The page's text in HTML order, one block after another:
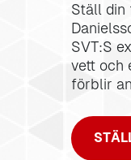
Ställ din
SVT:S
vett och
förblir